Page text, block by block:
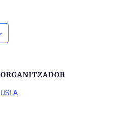
ORGANITZADOR
USLA